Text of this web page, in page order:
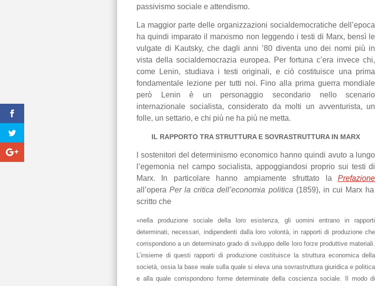
passivismo sociale e attendismo.
La maggior parte delle organizzazioni socialdemocratiche dell’epoca
ha quindi imparato il marxismo non leggendo i testi di Marx, bensì le
vulgate di Kautsky, che dagli anni ’80 diventa uno dei nomi più in
vista della socialdemocrazia europea. Per fortuna c’era invece chi,
come Lenin, studiava i testi originali, e ciò costituisce una prima
fondamentale lezione per tutti noi. Fino alla prima guerra mondiale
però Lenin è un personaggio secondario nello scenario
internazionale socialista, considerato da molti un avventurista, un
folle, un settario, e chi più ne ha più ne metta.
IL RAPPORTO TRA STRUTTURA E SOVRASTRUTTURA IN MARX
I sostenitori del determinismo economico hanno quindi avuto a lungo
l’egemonia nel campo socialista, appoggiandosi proprio sui testi di
Marx. In particolare hanno ampiamente sfruttato laPrefazione
all’operaPer la critica dell’economia politica (1859), in cui Marx ha
scritto che
«nella produzione sociale della loro esistenza, gli uomini entrano in rapporti
determinati, necessari, indipendenti dalla loro volontà, in rapporti di produzione che
corrispondono a un determinato grado di sviluppo delle loro forze produttive materiali.
L’insieme di questi rapporti di produzione costituisce la struttura economica della
società, ossia la base reale sulla quale si eleva una sovrastruttura giuridica e politica
e alla quale corrispondono forme determinate della coscienza sociale. Il modo di